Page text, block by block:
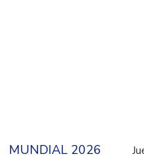
MUNDIAL 2026